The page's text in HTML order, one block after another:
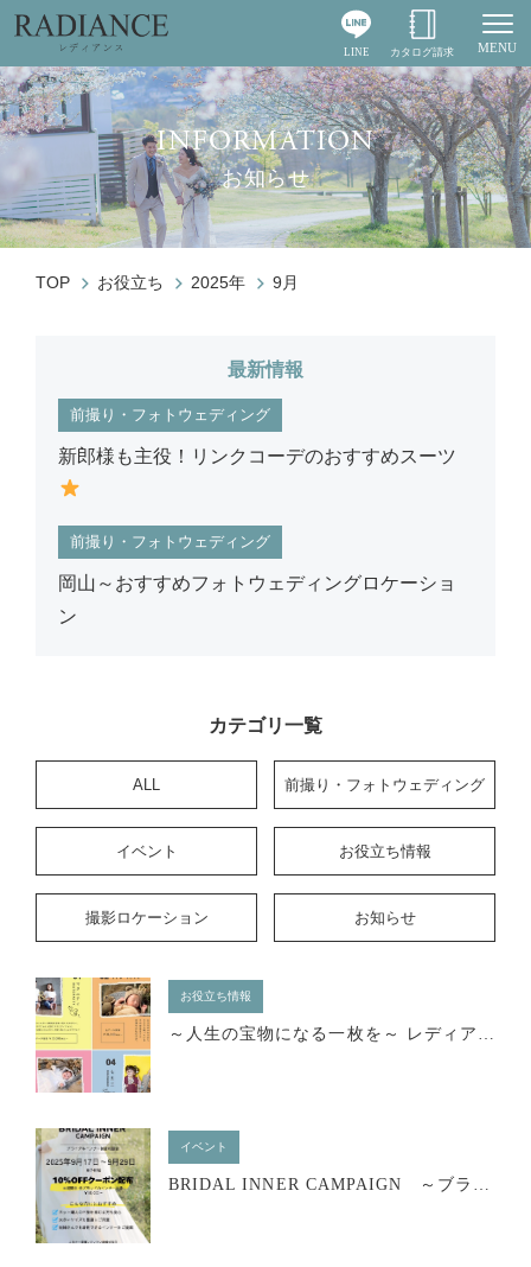
MENU
LINE カタログ請求
INFORMATION
お知らせ
TOP お役立ち 2025年 9月
最新情報
前撮り・フォトウェディング
新郎様も主役！リンクコーデのおすすめスーツ
前撮り・フォトウェディング
岡山～おすすめフォトウェディングロケーショ
ン
カテゴリ一覧
ALL 前撮り・フォトウェディング
イベント お役立ち情報
撮影ロケーション お知らせ
お役立ち情報
～人生の宝物になる一枚を～ レディアンスのフォトプランで特別な記念日を残しませんか。
イベント
BRIDAL INNER CAMPAIGN ～ブライダルインナー試着相談会